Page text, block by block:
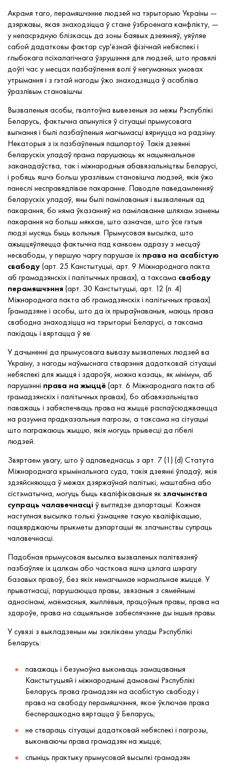
Акрамя таго, перамяшчэнне людзей на тэрыторыю Украіны —
дзяржавы, якая знаходзіцца ў стане ўзброенага канфлікту, —
у непасрэдную блізкасць да зоны баявых дзеянняў, уяўляе
сабой дадатковы фактар сур'ёзнай фізічнай небяспекі і
глыбокага псіхалагічнага ўзрушэння для людзей, што правялі
доўгі час у месцах пазбаўлення волі ў негуманных умовах
утрымання і з гэтай нагоды ўжо знаходзяцца ў асабліва
ўразлівым становішчы.
Вызваленыя асобы, гвалтоўна вывезеныя за межы Рэспублікі
Беларусь, фактычна апынуліся ў сітуацыі прымусовага
выгнання і былі пазбаўленыя магчымасці вярнуцца на радзіму.
Некаторыя з іх пазбаўленыя пашпартоў. Такія дзеянні
беларускіх уладаў прама парушаюць як нацыянальнае
заканадаўства, так і міжнародныя абавязальніцтвы Беларусі,
і робяць яшчэ больш уразлівым становішча людзей, якія ўжо
панеслі несправядлівае пакаранне. Паводле паведамленняў
беларускіх уладаў, яны былі памілаваныя і вызваленыя ад
пакарання, бо няма ўказанняў на памілаванне шляхам замены
пакарання на больш мяккае, што азначае, што ўсе гэтыя
людзі мусяць быць вольныя. Прымусовая высылка, што
ажыццяўляецца фактычна пад канвоем адразу з месцаў
несвабоды, у першую чаргу парушае іх права на асабістую
свабоду(арт. 25 Канстытуцыі, арт. 9 Міжнароднага пакта
аб грамадзянскіх і палітычных правах), а таксама свабоду
перамяшчэння (арт. 30 Канстытуцыі, арт. 12 (п. 4)
Міжнароднага пакта аб грамадзянскіх і палітычных правах).
Грамадзяне і асобы, што да іх прыраўнаваныя, маюць права
свабодна знаходзіцца на тэрыторыі Беларусі, а таксама
пакідаць і вяртацца ў яе.
У дачыненні да прымусовага вывазу вызваленых людзей ва
Украіну, з нагоды наўмыснага стварэння дадатковай сітуацыі
небяспекі для жыцця і здароўя, можна казаць, як мінімум, аб
парушэнні права на жыццё(арт. 6 Міжнароднага пакта аб
грамадзянскіх і палітычных правах), бо абавязальніцтва
паважаць і забяспечваць права на жыццё распаўсюджваецца
на разумна прадказальныя пагрозы, а таксама на сітуацыі
што пагражаюць жыццю, якія могуць прывесці да гібелі
людзей.
Звяртаем увагу, што ў адпаведнасць з арт. 7 (1) (d) Статута
Міжнароднага крымінальнага суда, такія дзеянні ўладаў, якія
здзяйсняюцца ў межах дзяржаўнай палітыкі, маштабна або
сістэматычна, могуць быць кваліфікаваныя якзлачынства
супраць чалавечнасці ў выглядзе дэпартацыі. Кожная
наступная высылка толькі ўзмацняе такую кваліфікацыю,
пацвярджаючы прыкметы дэпартацыі як злачынствы супраць
чалавечнасці.
Падобная прымусовая высылка вызваленых палітвязняў
пазбаўляе іх цалкам або часткова яшчэ цэлага шэрагу
базавых правоў, без якіх немагчымае нармальнае жыццё. У
прыватнасці, парушаюцца правы, звязаныя з сямейнымі
адносінамі, маёмасныя, жыллёвыя, працоўныя правы, права на
здароўе, права на сацыяльнае забеспячэнне ды іншыя правы.
У сувязі з выкладзеным мы заклікаем улады Рэспублікі
Беларусь:
паважаць і безумоўна выконваць замацаваныя
Канстытуцыяй і міжнароднымі дамовамі Рэспублікі
Беларусь права грамадзян на асабістую свабоду і
права на свабоду перамяшчэння, якое ўключае права
бесперашкодна вяртацца ў Беларусь;
не ствараць сітуацыі дадатковай небяспекі і пагрозы,
выконваючы права грамадзян на жыццё;
спыніць практыку прымусовай высылкі грамадзян